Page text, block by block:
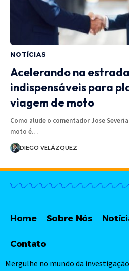
NOTÍCIAS
Acelerando na
indispensáveis para
viagem de moto
Como alude o comentador Jose
moto é…
DIEGO VELÁZQUEZ
Home Sobre Nós
Contato
Mergulhe no mundo da